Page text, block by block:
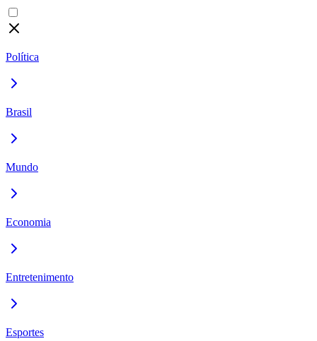
Política
Brasil
Mundo
Economia
Entretenimento
Esportes